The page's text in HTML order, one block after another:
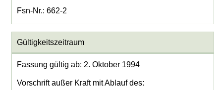
Fsn-Nr.: 662-2
Gültigkeitszeitraum
Fassung gültig ab: 2. Oktober 1994
Vorschrift außer Kraft mit Ablauf des: